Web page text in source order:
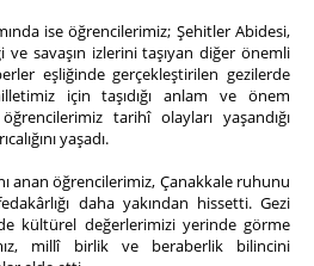
ise öğrencilerimiz; Şehitler Abidesi,
ve savaşın izlerini taşıyan diğer önemli
eşliğinde gerçekleştirilen gezilerde
için taşıdığı anlam ve önem
tarihî olayları yaşandığı
yaşadı.
anan öğrencilerimiz, Çanakkale ruhunu
daha yakından hissetti. Gezi
kültürel değerlerimizi yerinde görme
millî birlik ve beraberlik bilincini